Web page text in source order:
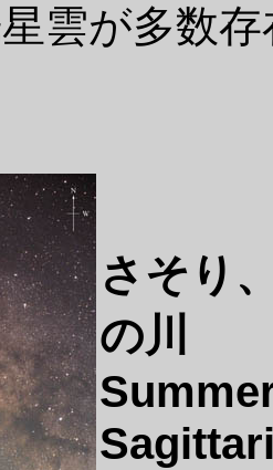
雲が多数
さそり
の川